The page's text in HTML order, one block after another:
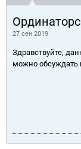
27 сен 2019
Здравствуйте,
можно обсуждать